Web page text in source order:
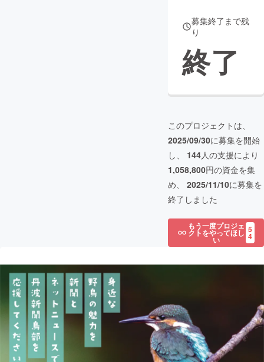
募集終了まで残
り
終了
このプロジェクトは、
2025/09/30に募集を開始
し、 144人の支援により
1,058,800円の資金を集
め、 2025/11/10に募集を
終了しました
もう一度プロジェ
クトをやってほし
い
5
4